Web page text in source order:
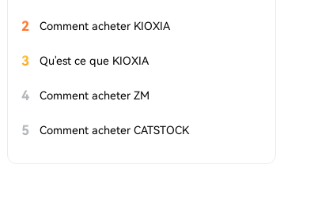
2 Comment acheter KIOXIA
3 Qu'est ce que KIOXIA
4 Comment acheter ZM
5 Comment acheter CATSTOCK